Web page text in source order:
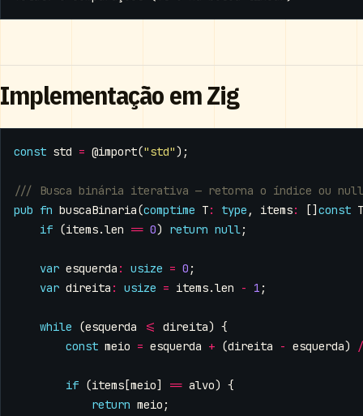
Implementação em Zig
const std = @import("std");
pub fn buscaBinaria(comptime T: type , items: [] const T
if (items.len == 0) return null;
var esquerda : usize = 0 ;
var direita : usize = items.len - 1 ;
while (esquerda <= direita) {
const meio = esquerda + (direita - esquerda) /
if (items [meio] == alvo) {
return meio ;